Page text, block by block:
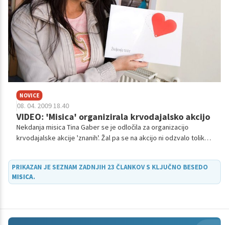
NOVICE
08. 04. 2009 18.40
VIDEO: 'Misica' organizirala krvodajalsko akcijo
Nekdanja misica Tina Gaber se je odločila za organizacijo
krvodajalske akcije 'znanih'. Žal pa se na akcijo ni odzvalo toliko
PRIKAZAN JE SEZNAM ZADNJIH 23 ČLANKOV S KLJUČNO BESEDO
MISICA.